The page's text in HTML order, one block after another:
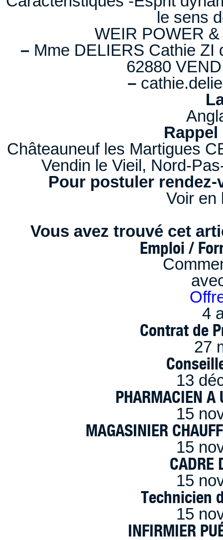
le sens
WEIR POWER
– Mme DELIERS Cathie
62880
–
Châteauneuf les Martigues
Vendin le Vieil, Nord-
Pour postuler rendez-
Voir
Vous avez trouvé cet
Emploi /
4
Contrat de
27
13
PHARMACIEN A
15
MAGASINIER
15
CADRE
15
Technicien
15
INFIRMIER